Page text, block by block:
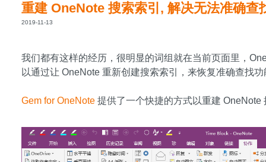
重建 OneNote 搜索索引, 解决无法准确查
2019-11-13
我们都有这样的经历，很明显的词组就在当前页面里，
以通过让 OneNote 重新创建搜索索引，来恢复准确查找功
Gem for OneNote 提供了一个快捷的方式以重建 OneNote